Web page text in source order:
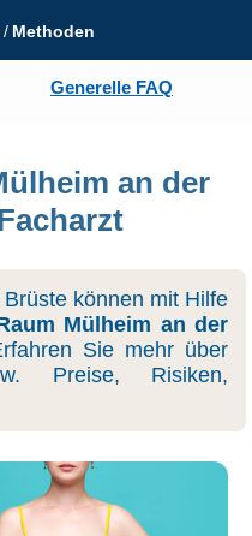
Generelle FAQ
Methoden
an der
können mit Hilfe
Mülheim an der
Sie mehr über
Preise, Risiken,